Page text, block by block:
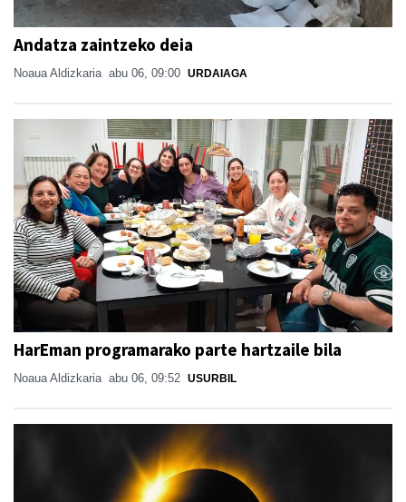
Andatza zaintzeko deia
Noaua Aldizkaria abu 06, 09:00 URDAIAGA
HarEman programarako parte hartzaile bila
Noaua Aldizkaria abu 06, 09:52 USURBIL